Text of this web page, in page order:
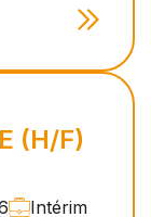
(H/F)
Intérim